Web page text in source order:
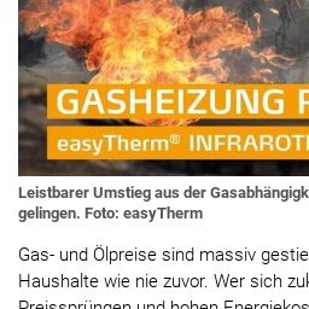
Leistbarer Umstieg aus der
gelingen. Foto: easyTherm
Gas- und Ölpreise sind massiv
Haushalte wie nie zuvor. Wer sich